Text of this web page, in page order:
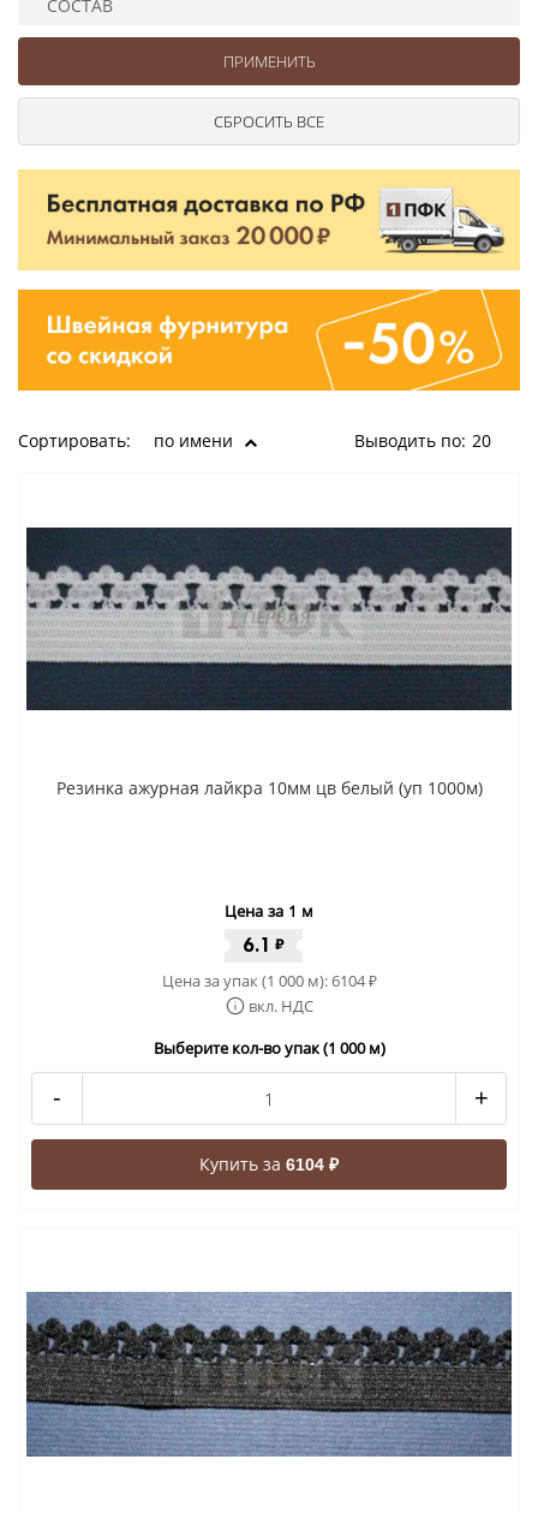
СОСТАВ
Сортировать: по имени Выводить по: 20
Резинка ажурная лайкра 10мм цв белый (уп 1000м)
Цена за 1 м
6.1 ₽
Цена за упак (1 000 м):6104₽
вкл. НДС
Выберите кол-во упак (1 000 м)
- +
Купить за 6104 ₽
Ушковые
Шторные
Цепочки шарики с замком
Ткани
Шнуры